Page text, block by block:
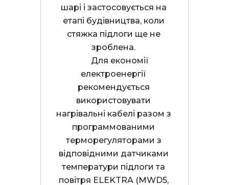
шарі і застосовується на
етапі будівництва, коли
стяжка підлоги ще не
зроблена.
електроенергії
рекомендується
використовувати
нагрівальні кабелі разом з
программованими
терморегуляторами з
відповідними датчиками
температури підлоги та
повітря ELEKTRA (MWD5,